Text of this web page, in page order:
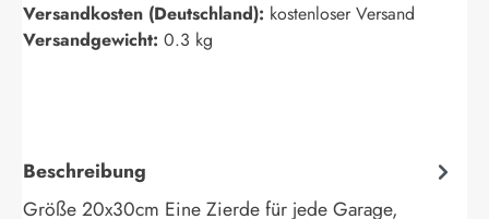
Versandkosten (Deutschland): kostenloser Versand
Versandgewicht: 0.3 kg
Beschreibung
Größe 20x30cm Eine Zierde für jede Garage,